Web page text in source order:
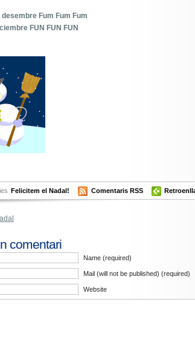
desembre Fum Fum Fum
FUN FUN FUN
Felicitem el Nadal! Comentaris RSS
comentari
Name (required)
Mail (will not be published) (required)
Website